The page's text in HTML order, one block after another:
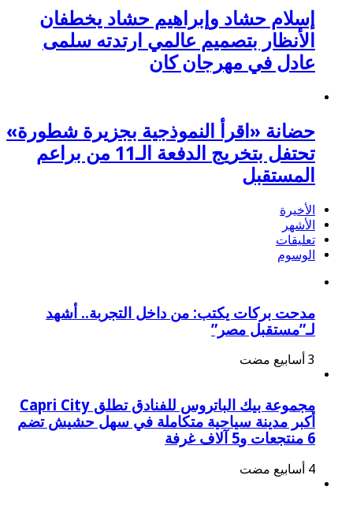
إسلام حشاد وإبراهيم حشاد يخطفان
الأنظار بتصميم عالمي ارتدته سلمى
عادل في مهرجان كان
حضانة «اقرأ النموذجية بجزيرة شطورة»
تحتفل بتخريج الدفعة الـ11 من براعم
المستقبل
الأخيرة
الأشهر
تعليقات
الوسوم
مدحت بركات يكتب: من داخل التجربة.. أشهد
لـ”مستقبل مصر”
مجموعة بيك الباتروس للفنادق تطلق Capri City
أكبر مدينة سياحية متكاملة في سهل حشيش تضم
6 منتجعات و5 آلاف غرفة